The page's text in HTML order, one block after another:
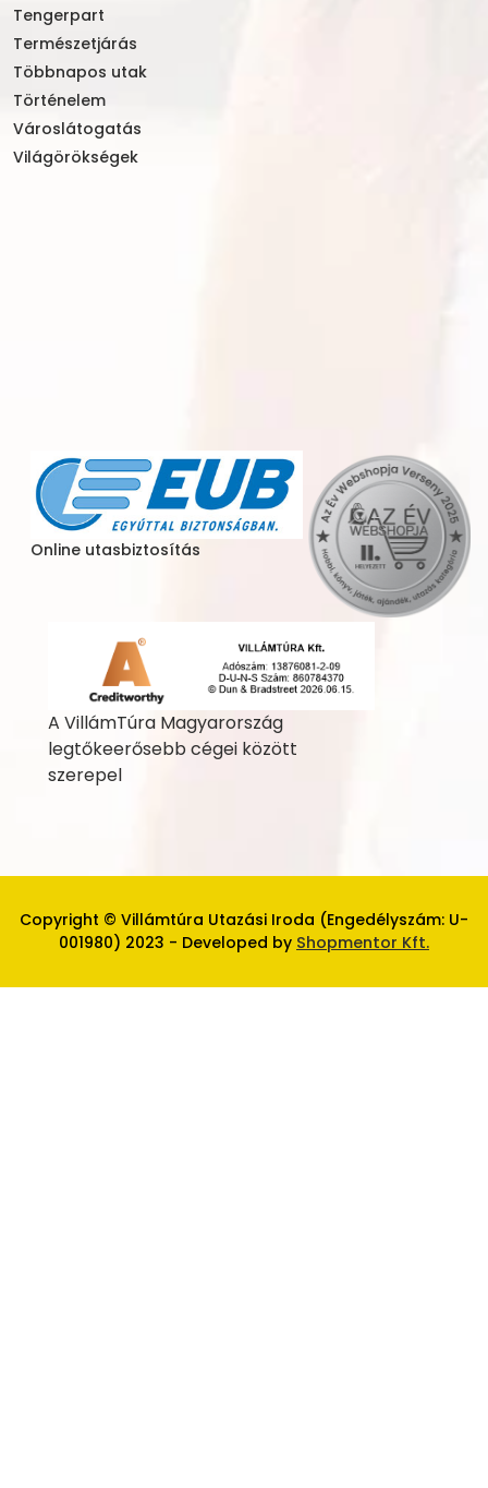
Tengerpart
Természetjárás
Többnapos utak
Történelem
Városlátogatás
Világörökségek
Online utasbiztosítás
A VillámTúra Magyarország
legtőkeerősebb cégei között
szerepel
Copyright © Villámtúra Utazási Iroda (Engedélyszám: U-
001980) 2023 - Developed by Shopmentor Kft.